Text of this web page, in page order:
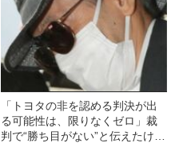
「トヨタの非を認める判決が出
る可能性は、限りなくゼロ」裁
判で“勝ち目がない”と伝えたけれ